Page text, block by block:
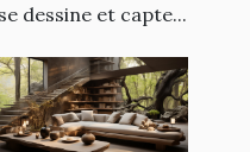
se dessine et capte...